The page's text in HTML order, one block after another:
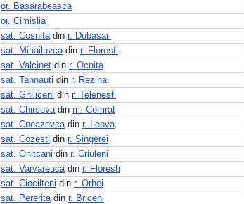
or. Basarabeasca
or. Cimislia
sat. Cosnitadin r. Dubasari
sat. Mihailovcadin r. Floresti
sat. Valcinet din r. Ocnita
sat. Tahnauti din r. Rezina
sat. Ghiliceni din r. Telenesti
sat. Chirsovadin m. Comrat
sat. Cneazevcadin r. Leova
sat. Cozesti din r. Singerei
sat. Onitcani din r. Criuleni
sat. Varvareucadin r. Floresti
sat. Ciocilteni din r. Orhei
sat. Pereritadin r. Briceni